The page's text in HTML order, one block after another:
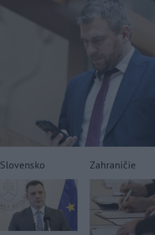
Slovensko Zahraničie